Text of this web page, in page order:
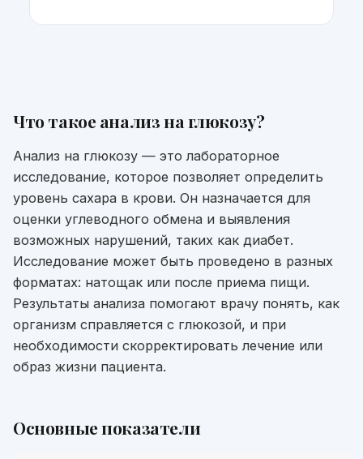
Что такое анализ на глюкозу?
Анализ на глюкозу — это лабораторное
исследование, которое позволяет определить
уровень сахара в крови. Он назначается для
оценки углеводного обмена и выявления
возможных нарушений, таких как диабет.
Исследование может быть проведено в разных
форматах: натощак или после приема пищи.
Результаты анализа помогают врачу понять, как
организм справляется с глюкозой, и при
необходимости скорректировать лечение или
образ жизни пациента.
Основные показатели